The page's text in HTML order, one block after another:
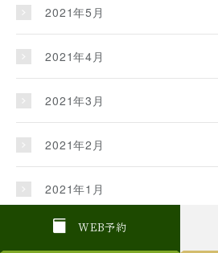
W EB予約
2021年5月
2021年4月
2021年3月
2021年2月
2021年1月
2020年12月